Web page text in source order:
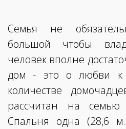
Семья не
большой чтобы
человек вполне
дом - это о любви к
количестве
рассчитан на семью
Спальня одна (28,6